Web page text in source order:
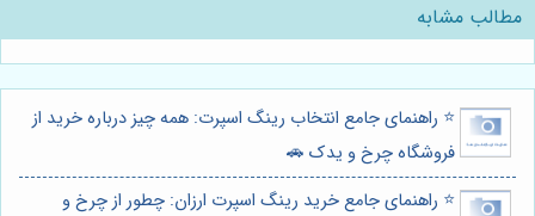
مطالب مشابه
⭐️ راهنمای جامع انتخاب رینگ اسپرت: همه چیز درباره خرید از
فروشگاه چرخ و یدک 🚗
⭐️ راهنمای جامع خرید رینگ اسپرت ارزان: چطور از چرخ و